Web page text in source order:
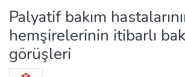
Palyatif bakım
hemşirelerinin itibarlı
görüşleri